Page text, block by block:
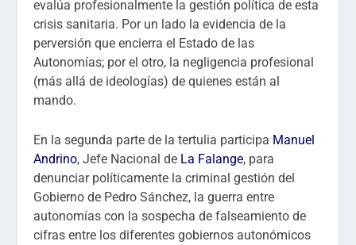
evalúa profesionalmente la gestión política de esta
crisis sanitaria. Por un lado la evidencia de la
perversión que encierra el Estado de las
Autonomías; por el otro, la negligencia profesional
(más allá de ideologías) de quienes están al
mando.
En la segunda parte de la tertulia participa Manuel
Andrino, Jefe Nacional de La Falange, para
denunciar políticamente la criminal gestión del
Gobierno de Pedro Sánchez, la guerra entre
autonomías con la sospecha de falseamiento de
cifras entre los diferentes gobiernos autonómicos